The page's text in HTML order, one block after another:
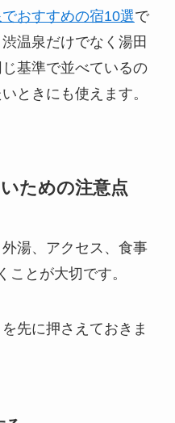
おすすめの宿10選で
温泉だけでなく湯田
基準で並べているの
ときにも使えます。
ための注意点
湯、アクセス、食事
ことが大切です。
先に押さえておきま